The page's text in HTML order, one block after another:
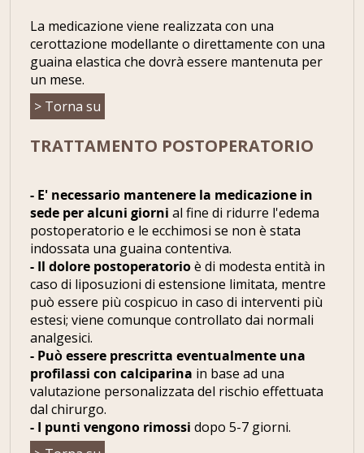
La medicazione viene realizzata con una
cerottazione modellante o direttamente con una
guaina elastica che dovrà essere mantenuta per
un mese.
> Torna su
TRATTAMENTO POSTOPERATORIO
- E' necessario mantenere la medicazione in
sede per alcuni giorni al fine di ridurre l'edema
postoperatorio e le ecchimosi se non è stata
indossata una guaina contentiva.
- Il dolore postoperatorioè di modesta entità in
caso di liposuzioni di estensione limitata, mentre
può essere più cospicuo in caso di interventi più
estesi; viene comunque controllato dai normali
analgesici.
- Può essere prescritta eventualmente una
profilassi con calciparina in base ad una
valutazione personalizzata del rischio effettuata
dal chirurgo.
- I punti vengono rimossi dopo 5-7 giorni.